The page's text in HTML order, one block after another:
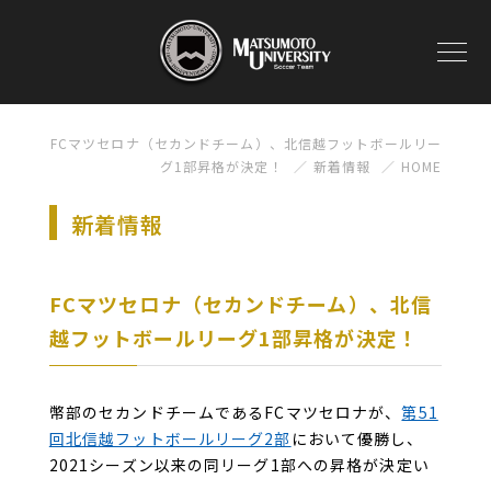
FCマツセロナ（セカンドチーム）、北信越フットボールリー
グ1部昇格が決定！
新着情報 HOME
新着情報
FCマツセロナ（セカンドチーム）、北信
越フットボールリーグ1部昇格が決定！
幣部のセカンドチームであるFCマツセロナが、第51
回北信越フットボールリーグ2部 において優勝し、
2021シーズン以来の同リーグ1部への昇格が決定い